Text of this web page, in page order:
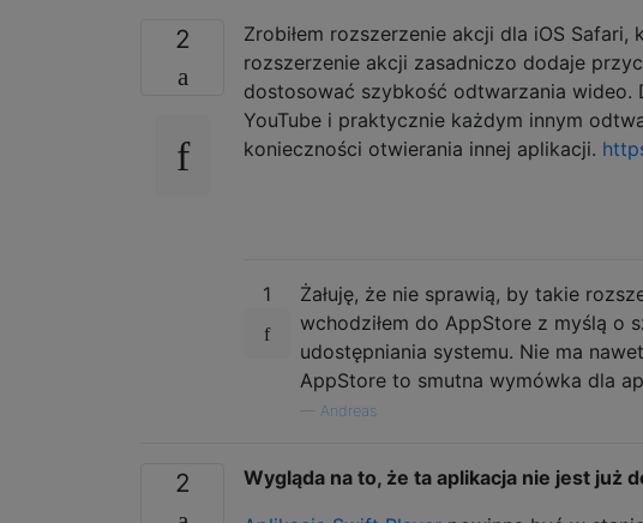
2
Zrobiłem rozszerzenie akcji dla iOS
rozszerzenie akcji zasadniczo dodaje
dostosować szybkość odtwarzania wideo.
YouTube i praktycznie każdym innym
konieczności otwierania innej aplikacji.
1
Żałuję, że nie sprawią, by takie
wchodziłem do AppStore z myślą o
udostępniania systemu. Nie ma
AppStore to smutna wymówka dla
Andreas
2
Wygląda na to, że ta aplikacja nie jest już